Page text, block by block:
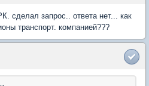
сделал запрос.. ответа нет... как
транспорт. компанией???